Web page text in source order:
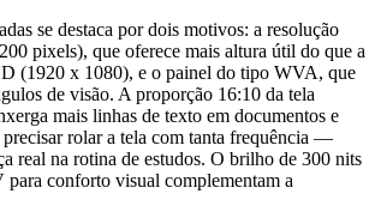
se destaca por dois motivos: a resolução
pixels), que oferece mais altura útil do que a
(1920 x 1080), e o painel do tipo WVA, que
de visão. A proporção 16:10 da tela
mais linhas de texto em documentos e
precisar rolar a tela com tanta frequência —
real na rotina de estudos. O brilho de 300 nits
conforto visual complementam a